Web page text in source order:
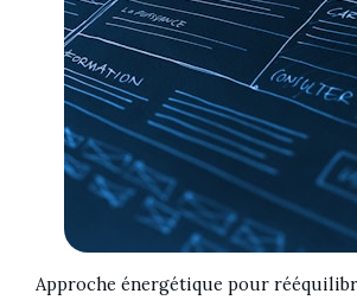
Approche énergétique pour